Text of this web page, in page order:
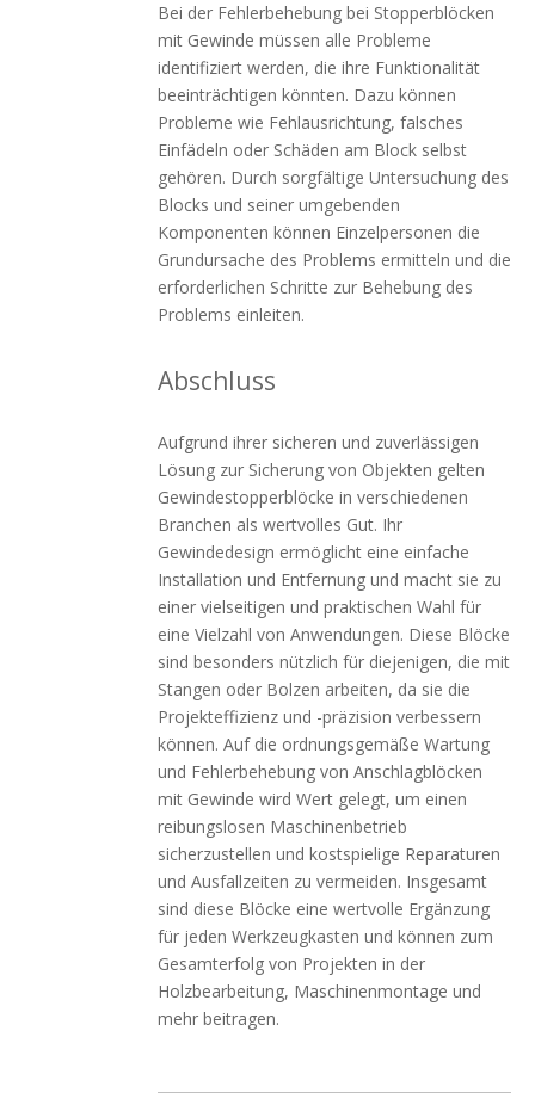
Bei der Fehlerbehebung bei Stopperblöcken
mit Gewinde müssen alle Probleme
identifiziert werden, die ihre Funktionalität
beeinträchtigen könnten. Dazu können
Probleme wie Fehlausrichtung, falsches
Einfädeln oder Schäden am Block selbst
gehören. Durch sorgfältige Untersuchung des
Blocks und seiner umgebenden
Komponenten können Einzelpersonen die
Grundursache des Problems ermitteln und die
erforderlichen Schritte zur Behebung des
Problems einleiten.
Abschluss
Aufgrund ihrer sicheren und zuverlässigen
Lösung zur Sicherung von Objekten gelten
Gewindestopperblöcke in verschiedenen
Branchen als wertvolles Gut. Ihr
Gewindedesign ermöglicht eine einfache
Installation und Entfernung und macht sie zu
einer vielseitigen und praktischen Wahl für
eine Vielzahl von Anwendungen. Diese Blöcke
sind besonders nützlich für diejenigen, die mit
Stangen oder Bolzen arbeiten, da sie die
Projekteffizienz und -präzision verbessern
können. Auf die ordnungsgemäße Wartung
und Fehlerbehebung von Anschlagblöcken
mit Gewinde wird Wert gelegt, um einen
reibungslosen Maschinenbetrieb
sicherzustellen und kostspielige Reparaturen
und Ausfallzeiten zu vermeiden. Insgesamt
sind diese Blöcke eine wertvolle Ergänzung
für jeden Werkzeugkasten und können zum
Gesamterfolg von Projekten in der
Holzbearbeitung, Maschinenmontage und
mehr beitragen.